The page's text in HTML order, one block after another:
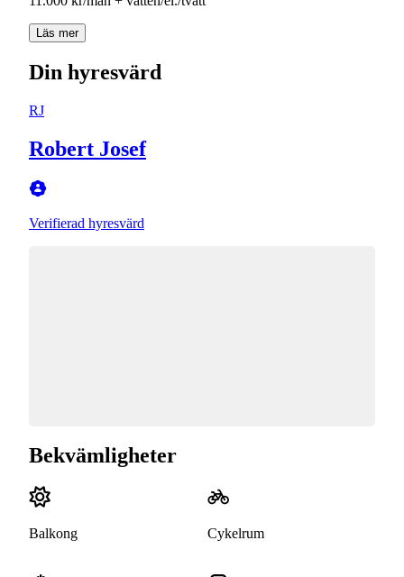
Läs mer
Din hyresvärd
RJ
Robert Josef
Verifierad hyresvärd
Bekvämligheter
Balkong Cykelrum